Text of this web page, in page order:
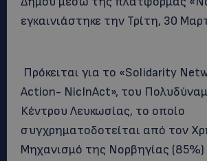
εγκαινιάστηκε την Τρίτη, 30
Πρόκειται για το «Solidarity
Action- NicInAct», του
Κέντρου Λευκωσίας, το οποίο
συγχρηματοδοτείται από τον
Μηχανισμό της Νορβηγίας (85%)